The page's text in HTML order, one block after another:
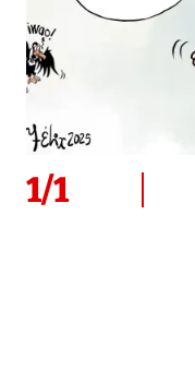
1/1